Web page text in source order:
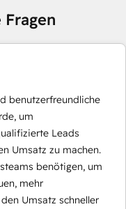
benutzerfreundliche
um
Leads
Umsatz zu machen.
benötigen, um
mehr
Umsatz schneller